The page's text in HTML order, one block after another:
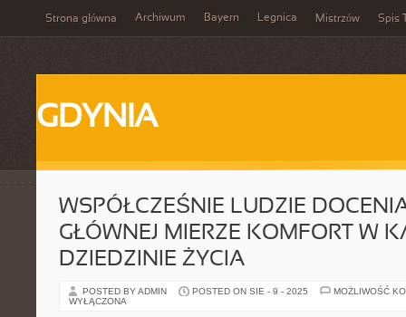
Strona główna Archiwum Bayern Legnica Mistrzów Spis
GDYNIA
WSPÓŁCZEŚNIE LUDZIE
GŁÓWNEJ MIERZE KOMFORT W
DZIEDZINIE ŻYCIA
POSTED BY ADMIN POSTED ON SIE - 9 - 2025
MOŻLIWOŚĆ
WYŁĄCZONA